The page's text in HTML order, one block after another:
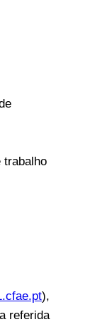
trabalho
),
referida